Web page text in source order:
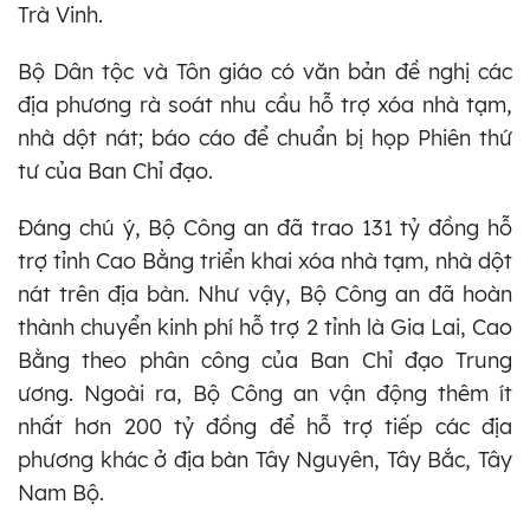
Trà Vinh.
Bộ Dân tộc và Tôn giáo có văn bản đề nghị các
địa phương rà soát nhu cầu hỗ trợ xóa nhà tạm,
nhà dột nát; báo cáo để chuẩn bị họp Phiên thứ
tư của Ban Chỉ đạo.
Đáng chú ý, Bộ Công an đã trao 131 tỷ đồng hỗ
trợ tỉnh Cao Bằng triển khai xóa nhà tạm, nhà dột
nát trên địa bàn. Như vậy, Bộ Công an đã hoàn
thành chuyển kinh phí hỗ trợ 2 tỉnh là Gia Lai, Cao
Bằng theo phân công của Ban Chỉ đạo Trung
ương. Ngoài ra, Bộ Công an vận động thêm ít
nhất hơn 200 tỷ đồng để hỗ trợ tiếp các địa
phương khác ở địa bàn Tây Nguyên, Tây Bắc, Tây
Nam Bộ.